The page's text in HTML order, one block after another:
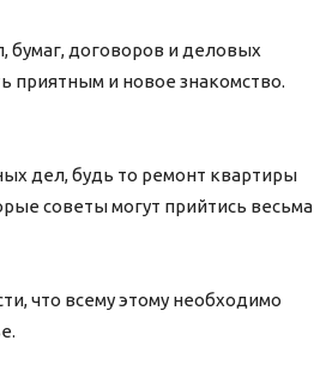
бумаг, договоров и деловых
приятным и новое знакомство.
дел, будь то ремонт квартиры
советы могут прийтись весьма
что всему этому необходимо
в семье.